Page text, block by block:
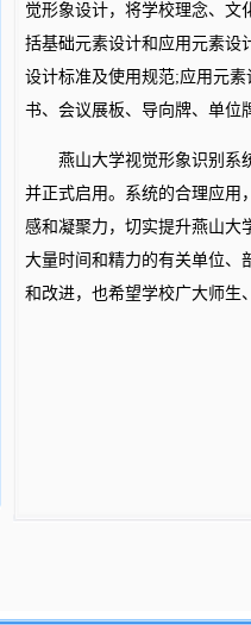
觉形象设计，将学校理念、文
括基础元素设计和应用元素设
设计标准及使用规范;应用元
书、会议展板、导向牌、单位
燕山大学视觉形象识别系
并正式启用。系统的合理应用
感和凝聚力，切实提升燕山大
大量时间和精力的有关单位、
和改进，也希望学校广大师生